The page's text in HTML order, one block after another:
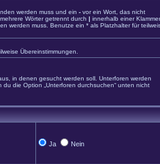
werden muss und ein - vor ein Wort, das nicht
Wörter getrennt durch | innerhalb einer
werden muss. Benutze ein * als Platzhalter für
Übereinstimmungen.
in denen gesucht werden soll. Unterforen werden
die Option „Unterforen durchsuchen“ unten nicht
Ja Nein